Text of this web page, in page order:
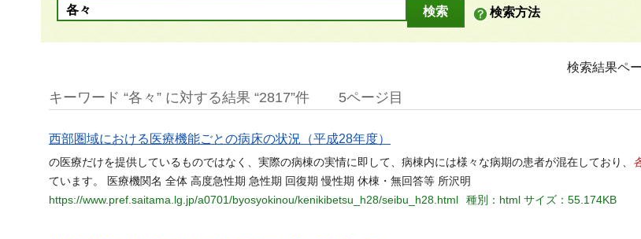
検索方法
検索結果ペ
キーワード “各々” に対する結果 “2817”件 5ページ目
西部圏域における医療機能ごとの病床の状況（平成28年度）
の医療だけを提供しているものではなく、実際の病棟の実情に即して、病棟内には様々な病期の患者が混在しており、
ています。 医療機関名 全体 高度急性期 急性期 回復期 慢性期 休棟・無回答等 所沢明
https://www.pref.saitama.lg.jp/a0701/byosyokinou/kenikibetsu_h28/seibu_h28.html
種別：html サイズ：55.174KB